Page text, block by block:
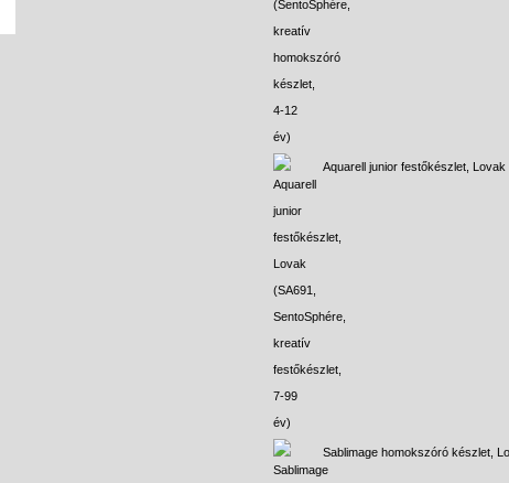
Aquarell junior festőkészlet, Lovak
Sablimage homokszóró készlet,